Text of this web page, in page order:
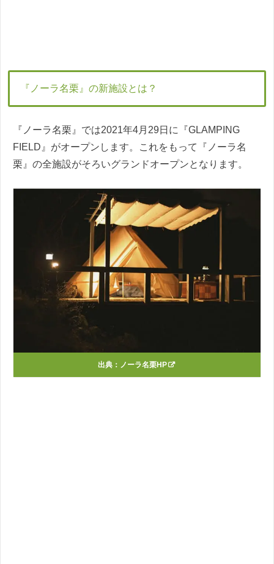
『ノーラ名栗』の新施設とは？
『ノーラ名栗』では2021年4月29日に『GLAMPING
FIELD』がオープンします。これをもって『ノーラ名
栗』の全施設がそろいグランドオープンとなります。
出典： ノーラ名栗HP